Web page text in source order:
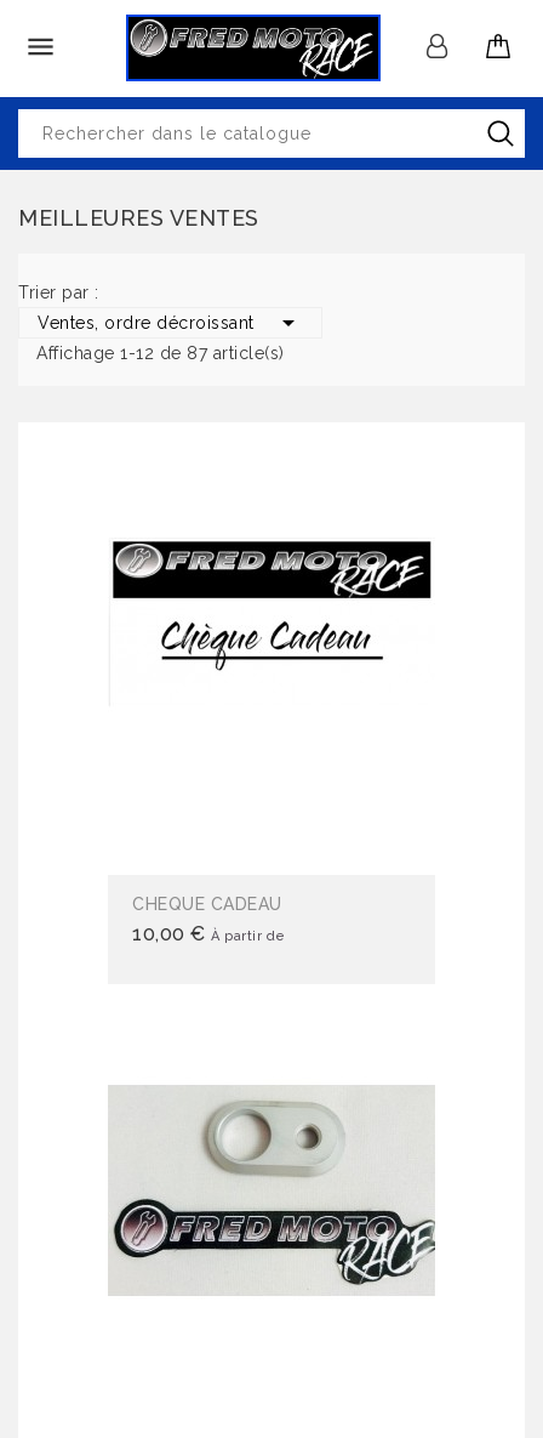

MEILLEURES VENTES
Trier par :
Ventes, ordre décroissant

Affichage 1-12 de 87 article(s)
CHEQUE CADEAU
10,00 € À partir de